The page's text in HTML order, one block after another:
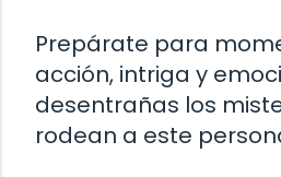
Prepárate para
acción, intriga y
desentrañas los
rodean a este